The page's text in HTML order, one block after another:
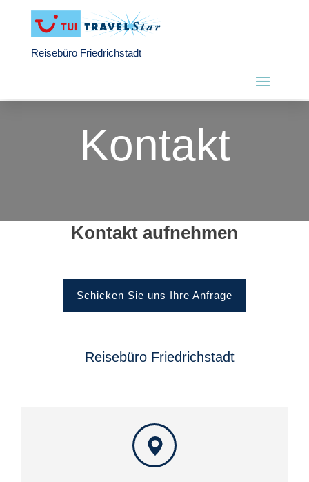
Reisebüro Friedrichstadt
Kontakt
Kontakt aufnehmen
Schicken Sie uns Ihre Anfrage
Reisebüro Friedrichstadt